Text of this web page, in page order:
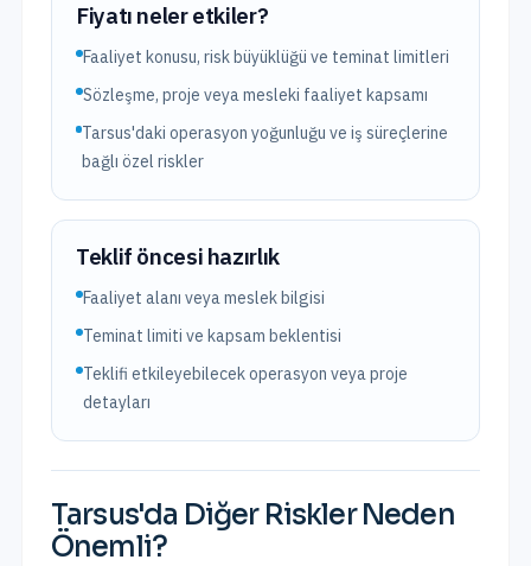
Fiyatı neler etkiler?
Faaliyet konusu, risk büyüklüğü ve teminat limitleri
Sözleşme, proje veya mesleki faaliyet kapsamı
Tarsus'daki operasyon yoğunluğu ve iş süreçlerine
bağlı özel riskler
Teklif öncesi hazırlık
Faaliyet alanı veya meslek bilgisi
Teminat limiti ve kapsam beklentisi
Teklifi etkileyebilecek operasyon veya proje
detayları
Tarsus'da Diğer RisklerNeden
Önemli?